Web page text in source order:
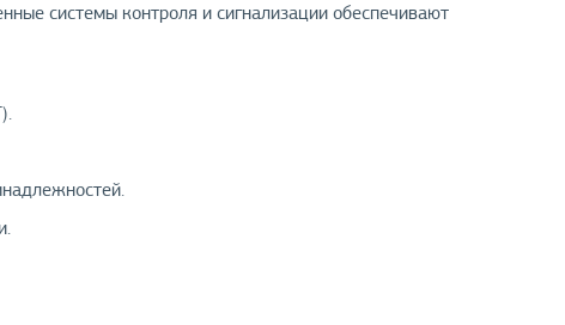
системы контроля и сигнализации обеспечивают